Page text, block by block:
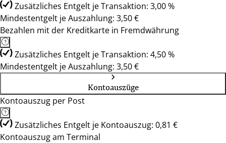
Zusätzliches Entgelt je Transaktion: 3,00 %
Mindestentgelt je Auszahlung: 3,50 €
Bezahlen mit der Kreditkarte in Fremdwährung
Zusätzliches Entgelt je Transaktion: 4,50 %
Mindestentgelt je Auszahlung: 3,50 €
Kontoauszüge
Kontoauszug per Post
Zusätzliches Entgelt je Kontoauszug: 0,81 €
Kontoauszug am Terminal